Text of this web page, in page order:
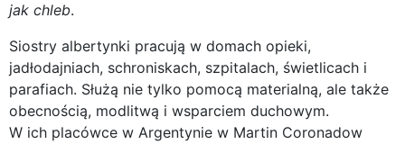
jak chleb.
Siostry albertynki pracują w domach opieki,
jadłodajniach, schroniskach, szpitalach, świetlicach i
parafiach. Służą nie tylko pomocą materialną, ale także
obecnością, modlitwą i wsparciem duchowym.
W ich placówce w Argentynie w Martin Coronadow